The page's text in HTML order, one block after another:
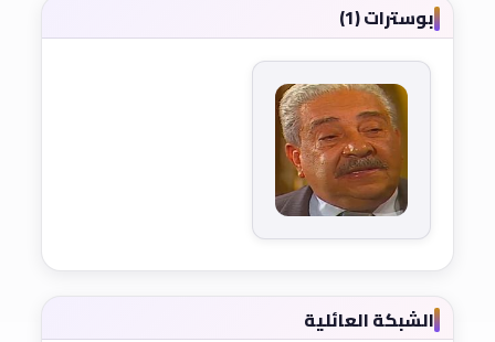
بوسترات (1)
الشبكة العائلية